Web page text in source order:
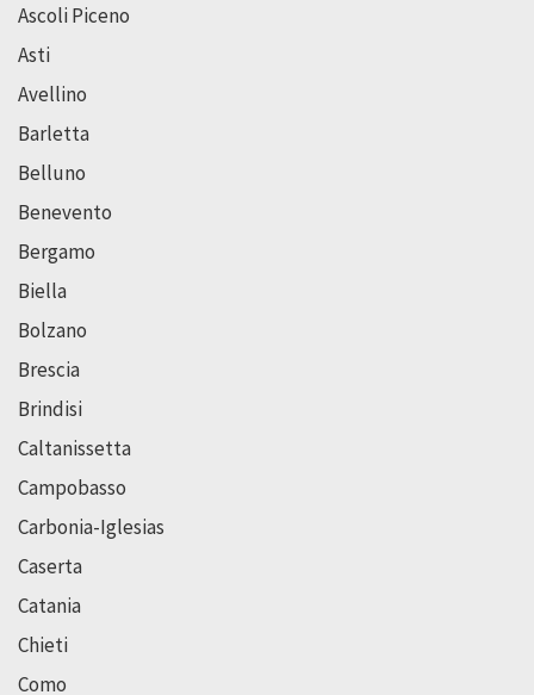
Ascoli Piceno
Asti
Avellino
Barletta
Belluno
Benevento
Bergamo
Biella
Bolzano
Brescia
Brindisi
Caltanissetta
Campobasso
Carbonia-Iglesias
Caserta
Catania
Chieti
Como